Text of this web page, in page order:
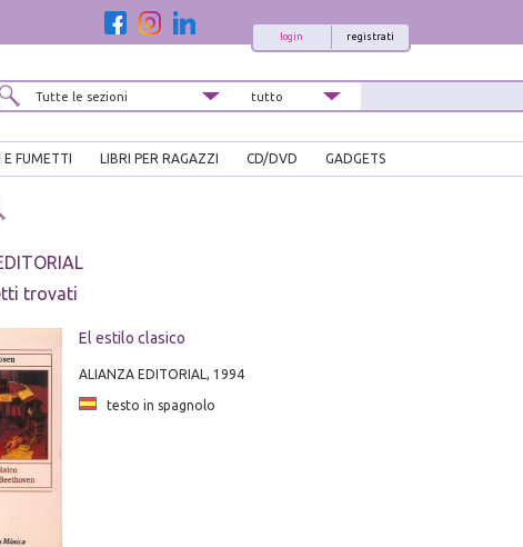
registrati
login
E FUMETTI LIBRI PER RAGAZZI CD/DVD GADGETS
trovati
El estilo clasico
ALIANZA EDITORIAL, 1994
testo in spagnolo